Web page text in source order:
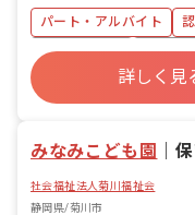
相談も可
メンテーショ
たより作成（
案の作成（
パート・アルバイト
社会保険完備
ボーナ
寮・住宅・家賃補助あり
産休育休制度
詳しく見
みなみこども園 ｜
社会福祉法人菊川福祉会
静岡県/菊川市